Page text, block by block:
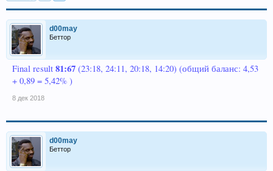
d00may
Беттор
Final result 81:67 (23:18, 24:11, 20:18, 14:20) (общий баланс: 4,53
+ 0,89 = 5,42% )
8 дек 2018
d00may
Беттор